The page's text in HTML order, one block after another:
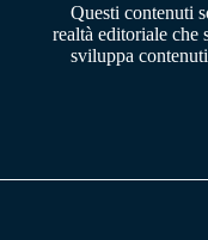
Questi contenuti
realtà editoriale che
sviluppa